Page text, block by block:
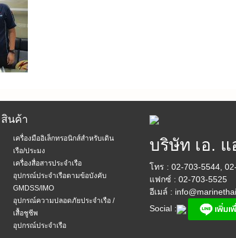
สินค้า
เครื่องมืออิเล็กทรอนิกส์สำหรับเดิน
เรือ/ประมง
เครื่องสื่อสารประจำเรือ
อุปกรณ์ประจำเรือตามข้อบังคับ
GMDSS/IMO
อุปกรณ์ความปลอดภัยประจำเรือ /
เสื้อชูชีพ
อุปกรณ์ประจำเรือ
บริษัท เอ.
โทร : 02-703-5544,
แฟกซ์ : 02-703-5525
อีเมล์ :
Social :